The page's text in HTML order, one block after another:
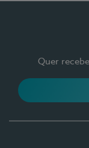
Quer